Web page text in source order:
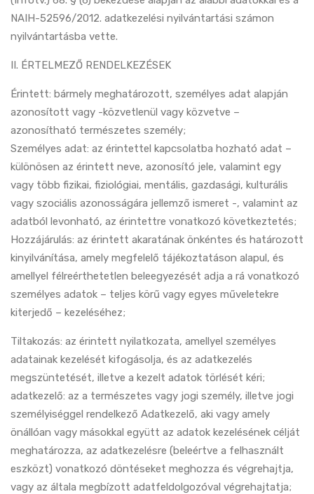
NAIH-52596/2012. adatkezelési nyilvántartási számon
nyilvántartásba vette.
II. ÉRTELMEZŐ RENDELKEZÉSEK
Érintett: bármely meghatározott, személyes adat alapján
azonosított vagy -közvetlenül vagy közvetve –
azonosítható természetes személy;
Személyes adat: az érintettel kapcsolatba hozható adat –
különösen az érintett neve, azonosító jele, valamint egy
vagy több fizikai, fiziológiai, mentális, gazdasági, kulturális
vagy szociális azonosságára jellemző ismeret -, valamint az
adatból levonható, az érintettre vonatkozó következtetés;
Hozzájárulás: az érintett akaratának önkéntes és határozott
kinyilvánítása, amely megfelelő tájékoztatáson alapul, és
amellyel félreérthetetlen beleegyezését adja a rá vonatkozó
személyes adatok – teljes körű vagy egyes műveletekre
kiterjedő – kezeléséhez;
Tiltakozás: az érintett nyilatkozata, amellyel személyes
adatainak kezelését kifogásolja, és az adatkezelés
megszüntetését, illetve a kezelt adatok törlését kéri;
adatkezelő: az a természetes vagy jogi személy, illetve jogi
személyiséggel rendelkező Adatkezelő, aki vagy amely
önállóan vagy másokkal együtt az adatok kezelésének célját
meghatározza, az adatkezelésre (beleértve a felhasznált
eszközt) vonatkozó döntéseket meghozza és végrehajtja,
vagy az általa megbízott adatfeldolgozóval végrehajtatja;